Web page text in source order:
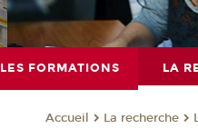
LES FORMATIONS LA
Accueil La recherche